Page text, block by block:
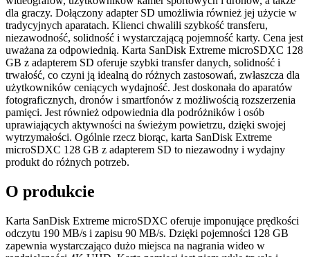
dla graczy. Dołączony adapter SD umożliwia również jej użycie w
tradycyjnych aparatach. Klienci chwalili szybkość transferu,
niezawodność, solidność i wystarczającą pojemność karty. Cena jest
uważana za odpowiednią. Karta SanDisk Extreme microSDXC 128
GB z adapterem SD oferuje szybki transfer danych, solidność i
trwałość, co czyni ją idealną do różnych zastosowań, zwłaszcza dla
użytkowników ceniących wydajność. Jest doskonała do aparatów
fotograficznych, dronów i smartfonów z możliwością rozszerzenia
pamięci. Jest również odpowiednia dla podróżników i osób
uprawiających aktywności na świeżym powietrzu, dzięki swojej
wytrzymałości. Ogólnie rzecz biorąc, karta SanDisk Extreme
microSDXC 128 GB z adapterem SD to niezawodny i wydajny
produkt do różnych potrzeb.
O produkcie
Karta SanDisk Extreme microSDXC oferuje imponujące prędkości
odczytu 190 MB/s i zapisu 90 MB/s. Dzięki pojemności 128 GB
zapewnia wystarczająco dużo miejsca na nagrania wideo w